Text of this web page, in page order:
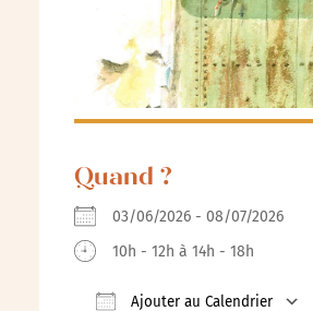
Quand ?
03/06/2026 - 08/07/2026
10h - 12h à 14h - 18h
Ajouter au Calendrier